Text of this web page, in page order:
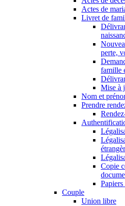
Actes de
Livret de
perte,
famille
Mise à
Nom et
Prendre
Copie
Couple
Union libre